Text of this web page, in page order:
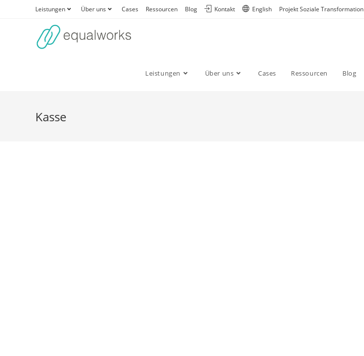
Leistungen Über uns Cases Ressourcen Blog Kontakt English Projekt Soziale Transformation
Leistungen Über uns Cases Ressourcen Blog
Kasse